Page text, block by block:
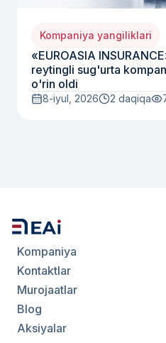
Kompaniya yangiliklari
«EUROASIA
reytingli sug'urta
o'rin oldi
8-iyul, 2026 2 daqiqa
Kompaniya
Kontaktlar
Murojaatlar
Blog
Aksiyalar